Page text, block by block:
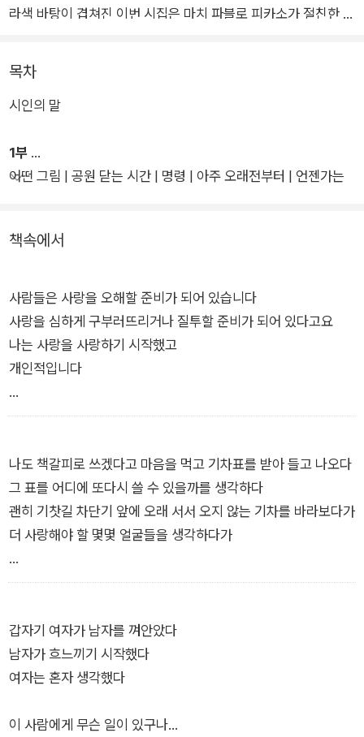
라색 바탕이 겹쳐진 이번 시집은 마치 파블로 피카소가 절친한 친
4)를 연상시킨다.
파리에서 좀처럼 적응을 하지 못한 채 궁핍한 생활을 이어나가던
인, 압생트를 마시는 사람과 같은 거리의 빈민자였다. 오늘날 피
카소의 작품을 보면 청년 예술가의 불안함과 인간으로 살아가는
심연의 바닷빛으로 고스란히 담아내려 한 예술가의 가냘픈 사랑
이병률 시의 아릿한 문장과 지워지지 않는 허기 역시 시인의 시선
끝에는 늘 “무언가에 가까워지려 애쓰는 사람들”(「청춘에게」) 다
시금 “시적인 얼굴이 되”(「완독회」)는 이들이 있었기 때문이다.
도 “더 사랑해야 할 몇몇 얼굴들”(「기차역」)을 되새기고 길 한 가
인을 보며 인간답게 사는 삶을 연습하는 것. 이렇듯 이병률의 시
는 자신이 목도한 사랑을 지나치지 않기 위해 몇 번이고 걸음을
멈춰 선다. 자기 자신의 무게만으로도 한없이 쓸쓸하면서도 타인
을 향한 선한 사랑과 연민을 거두지 못하는 그는, 과거 파리에서
외로움을 딛고 더 밝고 환한 사랑의 세계를 보여주며 시대적 감수
가 또 있을까.
목차
시인의 말
1부
어떤 그림 | 공원 닫는 시간 | 명령 | 아주 오래전부터 | 언젠가는
책속에서
사람들은 사랑을 오해할 준비가 되어 있습니다
사랑을 심하게 구부러뜨리거나 질투할 준비가 되어 있다고요
나는 사랑을 사랑하기 시작했고
개인적입니다
[……]
사랑이 약속 장소에 나오지 않을 수도 있습니다
난 사랑을 사랑하는 것이고
사랑은 이성적으로 나를 오해하기 때문입니다
하늘로 날아오르는 기러기 떼의 숫자나 세고 돌아와도 되는 것입
나도 책갈피로 쓰겠다고 마음을 먹고 기차표를 받아 들고 나오다
그 표를 어디에 또다시 쓸 수 있을까를 생각하다
괜히 기찻길 차단기 앞에 오래 서서 오지 않는 기차를 바라보다가
더 사랑해야 할 몇몇 얼굴들을 생각하다가
기차표에 적힌 출발일이 내일 하고도 아침일지도 몰라
내가 내일 사라져서 영원히 돌아오지 않을 거라는
소문을 만들어야 할지도 모르겠어서
갑자기 여자가 남자를 껴안았다
남자가 흐느끼기 시작했다
여자는 혼자 생각했다
이 사람에게 무슨 일이 있구나